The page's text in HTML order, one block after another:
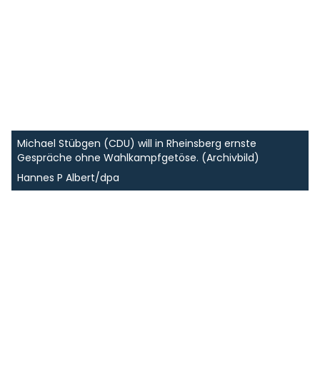
Michael Stübgen (CDU) will in Rheinsberg ernste
Gespräche ohne Wahlkampfgetöse. (Archivbild)
Hannes P Albert/dpa